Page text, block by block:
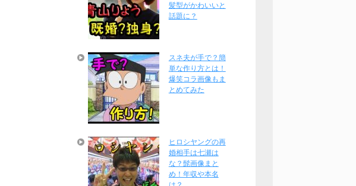
髪型がかわいいと
話題に？
スネ夫が手で？簡
単な作り方とは！
爆笑コラ画像もま
とめてみた
ヒロシヤングの再
婚相手は七瀬は
な？髭画像まと
め！年収や本名